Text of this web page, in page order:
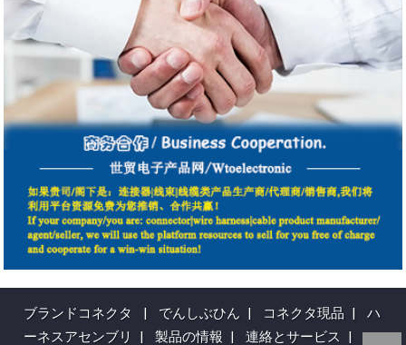
ブランドコネクタ | でんしぶひん | コネクタ現品 |
ハ
ーネスアセンブリ | 製品の情報 | 連絡とサービス |